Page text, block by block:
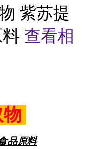
紫苏提
查看相
品原料